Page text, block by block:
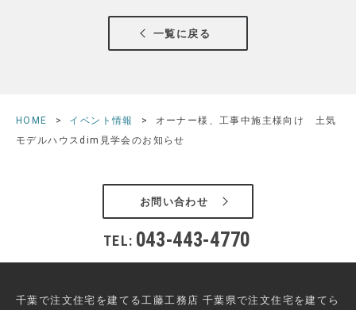
一覧に戻る
HOME イベント情報
オーナー様、工事中施主様向け 土気
モデルハウスdim見学会のお知らせ
お問い合わせ
TEL: 043-443-4770
千葉で注文住宅を建てる工藤工務店 千葉県で注文住宅を建てら